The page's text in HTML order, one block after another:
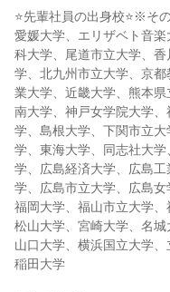
⭐先輩社員の出身校⭐※そ
愛媛大学、エリザベト音
科大学、尾道市立大学、
学、北九州市立大学、京
業大学、近畿大学、熊本
南大学、神戸女学院大学
学、島根大学、下関市立
学、東海大学、同志社大
学、広島経済大学、広島
学、広島市立大学、広島女
福岡大学、福山市立大学、
松山大学、宮崎大学、名城
山口大学、横浜国立大学
稲田大学